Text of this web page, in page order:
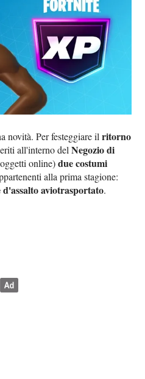
novità. Per festeggiare ilritorno
all'interno delNegozio di
online)due costumi
alla prima stagione:
aviotrasportato.